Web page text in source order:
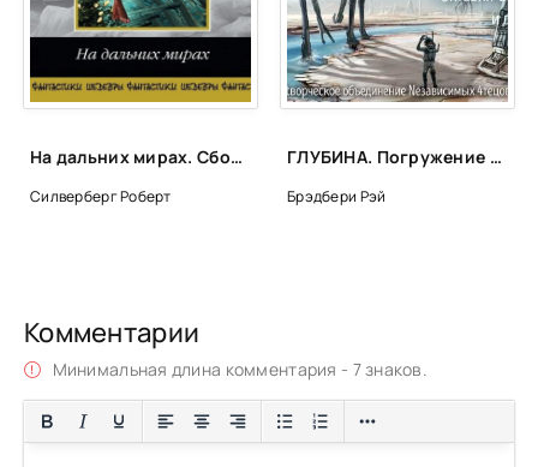
0050
0052
0058
0059
0060
На дальних мирах. Сборник - Роберт Силверберг
Силверберг Роберт
ГЛУБИНА. Погружение 39-е
Брэдбери Рэй
Комментарии
Минимальная длина комментария - 7 знаков.